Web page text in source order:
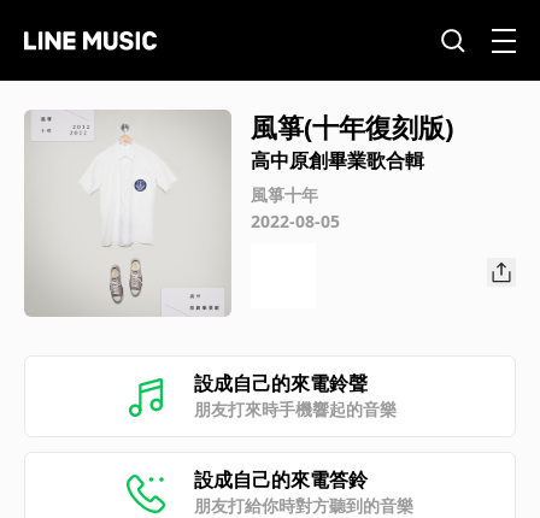
風箏(十年復刻版)
高中原創畢業歌合輯
風箏十年
2022-08-05
設成自己的來電鈴聲
朋友打來時手機響起的音樂
設成自己的來電答鈴
朋友打給你時對方聽到的音樂